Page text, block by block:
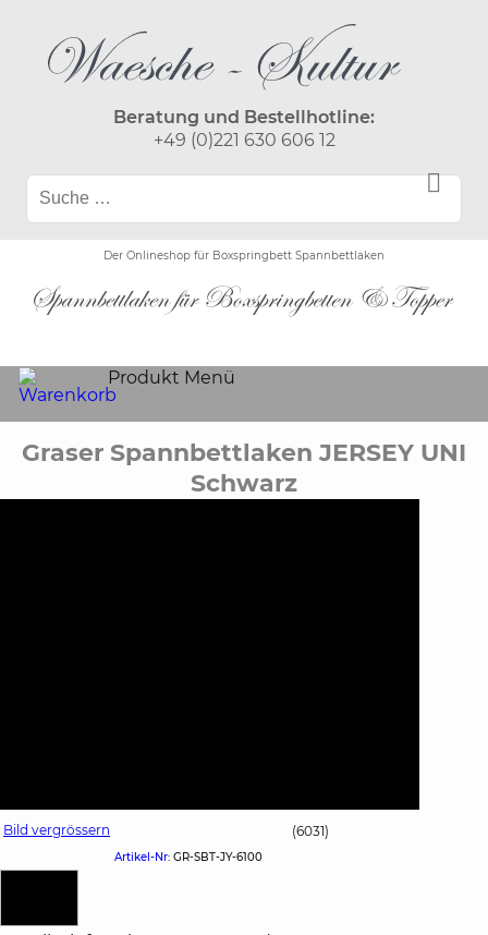
Beratung und Bestellhotline:
+49 (0)221 630 606 12
Der Onlineshop für Boxspringbett Spannbettlaken
Produkt Menü
Graser Spannbettlaken JERSEY UNI
Schwarz
Bild vergrössern (6031)
Artikel-Nr: GR-SBT-JY-6100